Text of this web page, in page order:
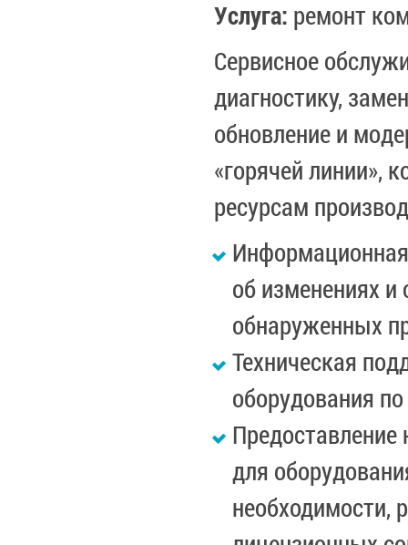
Услуга: ремонт
Сервисное
диагностику,
обновление и
«горячей линии»,
ресурсам
об изменениях
обнаруженных
Техническая
оборудования
Предоставление
для
необходимости,